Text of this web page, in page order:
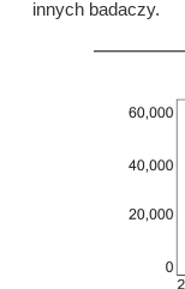
innych badaczy.